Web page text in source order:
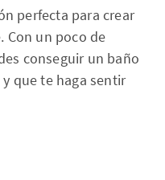
perfecta para crear
Con un poco de
conseguir un baño
que te haga sentir